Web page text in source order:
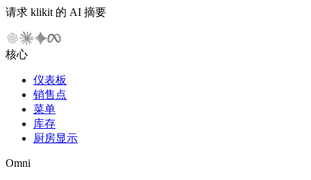
请求 klikit 的 AI 摘要
核心
仪表板
销售点
菜单
库存
厨房显示
Omni